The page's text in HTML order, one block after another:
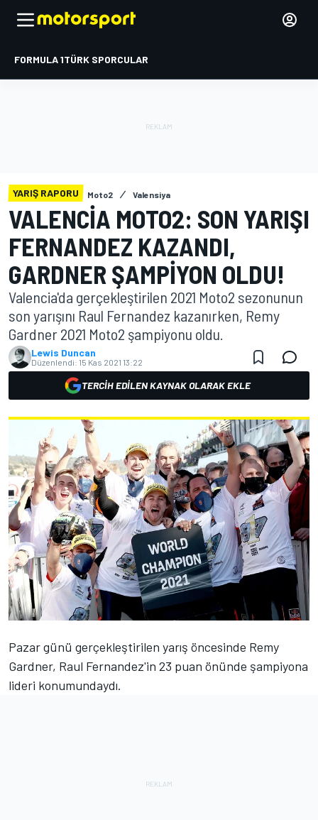
FORMULA 1TÜRK SPORCULAR
YARIŞ RAPORU Moto2 Valensiya
VALENCIA MOTO2: SON YARIŞI
FERNANDEZ KAZANDI,
GARDNER ŞAMPIYON OLDU!
Valencia'da gerçekleştirilen 2021 Moto2 sezonunun
son yarışını Raul Fernandez kazanırken, Remy
Gardner 2021 Moto2 şampiyonu oldu.
Lewis Duncan
Düzenlendi: 15 Kas 2021 13:22
TERCIH EDILEN KAYNAK OLARAK EKLE
Pazar günü gerçekleştirilen yarış öncesinde Remy
Gardner, Raul Fernandez'in 23 puan önünde şampiyona
lideri konumundaydı.